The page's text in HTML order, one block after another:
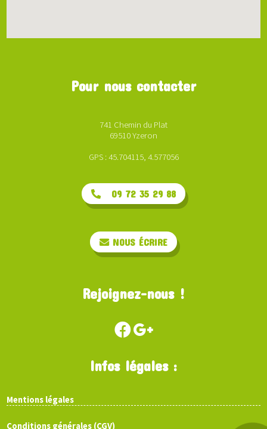
Pour nous contacter
741 Chemin du Plat
69510 Yzeron
GPS : 45.704115, 4.577056
09 72 35 29 88
NOUS ÉCRIRE
Rejoignez-nous !
Infos légales :
Mentions légales
Conditions générales (CGV)